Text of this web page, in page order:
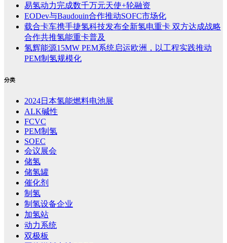
易氢动力完成数千万元天使+轮融资
EODev与Baudouin合作推动SOFC市场化
载合卡车携手捷氢科技发布全新氢电重卡 双方达成战略
合作共推氢能重卡普及
氢辉能源15MW PEM系统启运欧洲，以工程实践推动
PEM制氢规模化
分类
2024日本氢能燃料电池展
ALK碱性
FCVC
PEM制氢
SOEC
会议展会
储氢
储氢罐
催化剂
制氢
制氢设备企业
加氢站
动力系统
双极板